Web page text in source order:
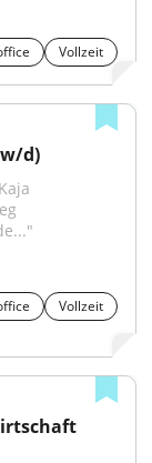
Vollzeit
d)
Vollzeit